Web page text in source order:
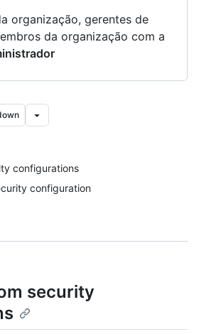
organização, gerentes de
da organização com a
configurations
configuration
security